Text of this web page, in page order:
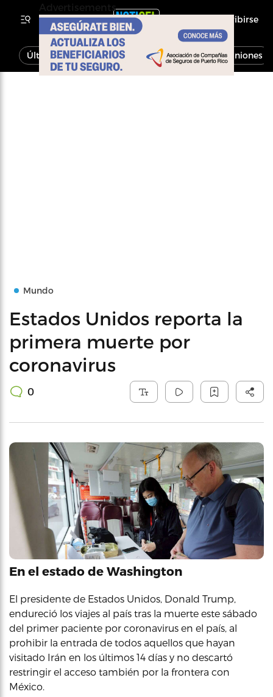
Inscribirse
Última Hora Noticias Economía Opiniones
Mundo
Estados Unidos reporta la
primera muerte por
coronavirus
0
En el estado de Washington
El presidente de Estados Unidos, Donald Trump,
endureció los viajes al país tras la muerte este sábado
del primer paciente por coronavirus en el país, al
prohibir la entrada de todos aquellos que hayan
visitado Irán en los últimos 14 días y no descartó
restringir el acceso también por la frontera con
México.
Advertisements